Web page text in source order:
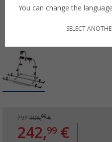
PVP 308,00€
242,99 €
You can change the
SELECT